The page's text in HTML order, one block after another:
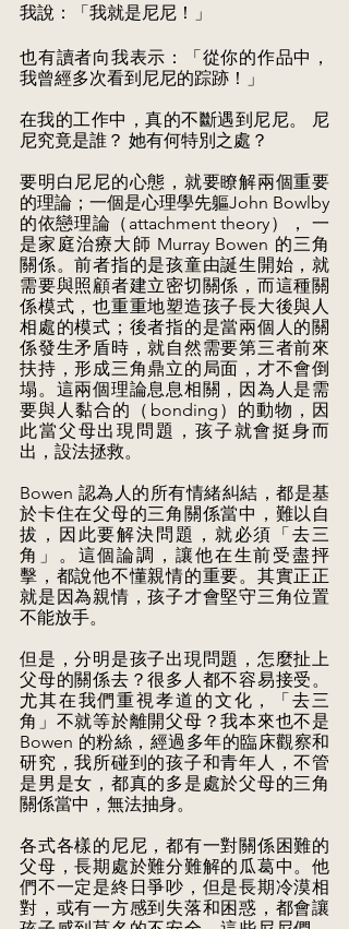
我說：「我就是尼尼！」
也有讀者向我表示：「從你的作品中，
我曾經多次看到尼尼的踪跡！」
在我的工作中，真的不斷遇到尼尼。 尼
尼究竟是誰？ 她有何特別之處？
要明白尼尼的心態，就要瞭解兩個重要
的理論；一個是心理學先軀John Bowlby
的依戀理論（attachment theory）， 一
是家庭治療大師 Murray Bowen 的三角
關係。前者指的是孩童由誕生開始，就
需要與照顧者建立密切關係，而這種關
係模式，也重重地塑造孩子長大後與人
相處的模式；後者指的是當兩個人的關
係發生矛盾時，就自然需要第三者前來
扶持，形成三角鼎立的局面，才不會倒
塌。這兩個理論息息相關，因為人是需
要與人黏合的（bonding）的動物，因
此當父母出現問題，孩子就會挺身而
出，設法拯救。
Bowen 認為人的所有情緒糾結，都是基
於卡住在父母的三角關係當中，難以自
拔，因此要解決問題，就必須「去三
角」。這個論調，讓他在生前受盡抨
擊，都說他不懂親情的重要。其實正正
就是因為親情，孩子才會堅守三角位置
不能放手。
但是，分明是孩子出現問題，怎麼扯上
父母的關係去？很多人都不容易接受。
尤其在我們重視孝道的文化，「去三
角」不就等於離開父母？我本來也不是
Bowen 的粉絲，經過多年的臨床觀察和
研究，我所碰到的孩子和青年人，不管
是男是女，都真的多是處於父母的三角
關係當中，無法抽身。
各式各樣的尼尼，都有一對關係困難的
父母，長期處於難分難解的瓜葛中。他
們不一定是終日爭吵，但是長期冷漠相
對，或有一方感到失落和困惑，都會讓